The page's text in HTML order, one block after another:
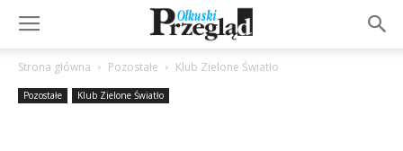
Strona główna Pozostałe Klub Zielone Światło
Pozostałe Klub Zielone Światło